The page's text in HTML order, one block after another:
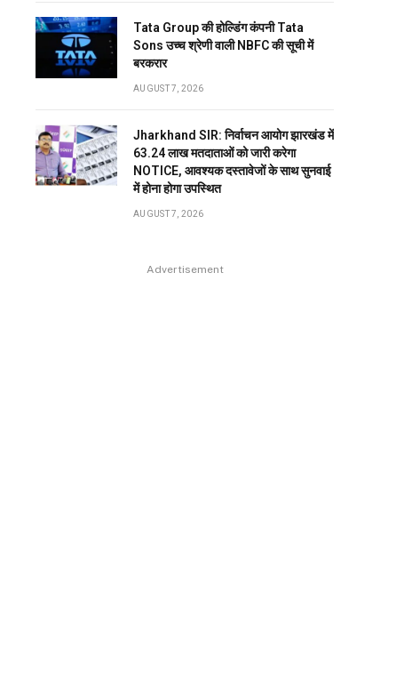
Tata Group की होल्डिंग कंपनी Tata
Sons उच्च श्रेणी वाली NBFC की सूची में
बरकरार
AUGUST 7, 2026
Jharkhand SIR: निर्वाचन आयोग झारखंड में
63.24 लाख मतदाताओं को जारी करेगा
NOTICE, आवश्यक दस्तावेजों के साथ सुनवाई
में होना होगा उपस्थित
AUGUST 7, 2026
Advertisement